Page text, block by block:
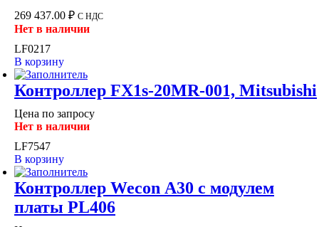
269 437.00 ₽ С НДС
Нет в наличии
LF0217
В корзину
Контроллер FX1s-20MR-001, Mitsubishi
Цена по запросу
Нет в наличии
LF7547
В корзину
Контроллер Wecon А30 с модулем
платы PL406